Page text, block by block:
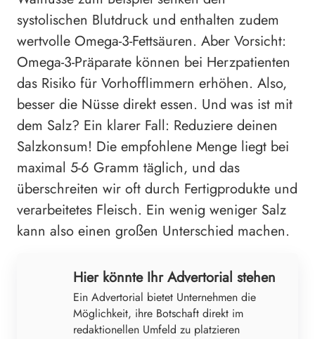
systolischen Blutdruck und enthalten zudem
wertvolle Omega-3-Fettsäuren. Aber Vorsicht:
Omega-3-Präparate können bei Herzpatienten
das Risiko für Vorhofflimmern erhöhen. Also,
besser die Nüsse direkt essen. Und was ist mit
dem Salz? Ein klarer Fall: Reduziere deinen
Salzkonsum! Die empfohlene Menge liegt bei
maximal 5-6 Gramm täglich, und das
überschreiten wir oft durch Fertigprodukte und
verarbeitetes Fleisch. Ein wenig weniger Salz
kann also einen großen Unterschied machen.
Hier könnte Ihr Advertorial stehen
Ein Advertorial bietet Unternehmen die
Möglichkeit, ihre Botschaft direkt im
redaktionellen Umfeld zu platzieren